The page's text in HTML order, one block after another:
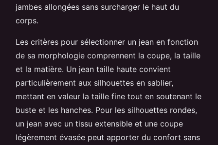
jambes allongées sans surcharger le haut du
corps.
Les critères pour sélectionner un jean en fonction
de sa morphologie comprennent la coupe, la taille
et la matière. Un jean taille haute convient
particulièrement aux silhouettes en sablier,
mettant en valeur la taille fine tout en soutenant le
buste et les hanches. Pour les silhouettes rondes,
un jean avec un tissu extensible et une coupe
légèrement évasée peut apporter du confort sans